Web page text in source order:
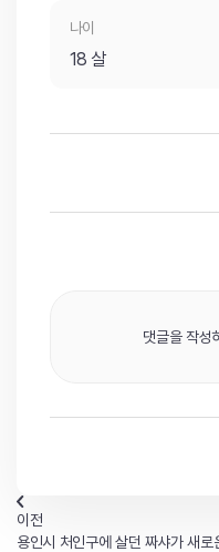
나이
18 살
댓글을 작성
이전
용인시 처인구에 살던 짜샤가 새